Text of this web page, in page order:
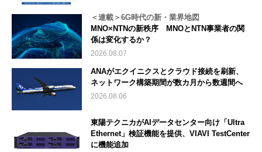
＜連載＞6G時代の新・業界地図
MNO×NTNの新秩序 MNOとNTN事業者の関
係は変化するか？
2026.08.07
ANAがエクイニクスとクラウド接続を刷新、
ネットワーク構築期間が数カ月から数週間へ
2026.08.06
東陽テクニカがAIデータセンター向け「Ultra
Ethernet」検証機能を提供、VIAVI TestCenter
に機能追加